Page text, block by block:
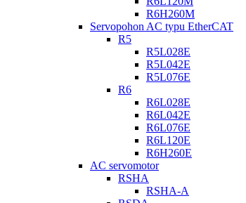
R6H260M
Servopohon AC typu EtherCAT
R5
R5L028E
R5L042E
R5L076E
R6
R6L028E
R6L042E
R6L076E
R6L120E
R6H260E
AC servomotor
RSHA
RSHA-A